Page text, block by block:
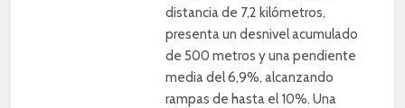
distancia de 7,2 kilómetros,
presenta un desnivel acumulado
de 500 metros y una pendiente
media del 6,9%, alcanzando
rampas de hasta el 10%. Una